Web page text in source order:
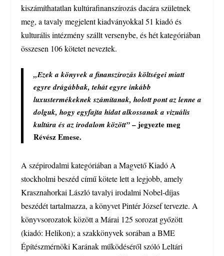
kiszámíthatatlan kultúrafinanszírozás dacára születnek
meg, a tavaly megjelent kiadványokkal 51 kiadó és
kulturális intézmény szállt versenybe, és hét kategóriában
összesen 106 kötetet neveztek.
„Ezek a könyvek a finanszírozás költségei miatt
egyre drágábbak, tehát egyre inkább
luxustermékeknek számítanak, holott pont az lenne a
dolguk, hogy egyfajta hidat alkossanak a vizuális
kultúra és az irodalom között”– jegyezte meg
Révész Emese.
A szépirodalmi kategóriában a Magvető Kiadó A
stockholmi beszéd című kötete lett a legjobb, amely
Krasznahorkai László tavalyi irodalmi Nobel-díjas
beszédét tartalmazza, a könyvet Pintér József tervezte. A
könyvsorozatok között a Márai 125 sorozat győzött
(kiadó: Helikon); a szakkönyvek sorában a BME
Építészmérnöki Karának működéséről szóló Leltári